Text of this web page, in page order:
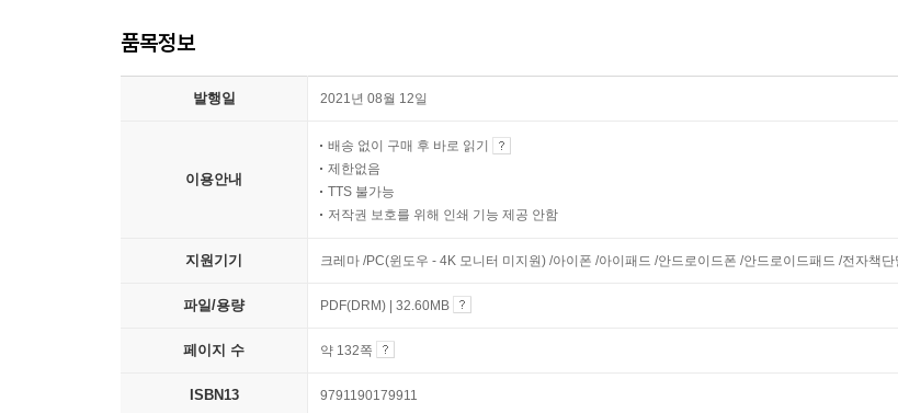
품목정보
발행일 2021년 08월 12일
이용안내
배송 없이 구매 후 바로 읽기
제한없음
TTS 불가능
저작권 보호를 위해 인쇄 기능 제공 안함
지원기기 크레마 /PC(윈도우 - 4K 모니터 미지원) /아이폰 /아이패드 /안드로이드폰 /안드로이드패드 /전자책
파일/용량 PDF(DRM) | 32.60MB
페이지 수 약 132쪽
ISBN13 9791190179911